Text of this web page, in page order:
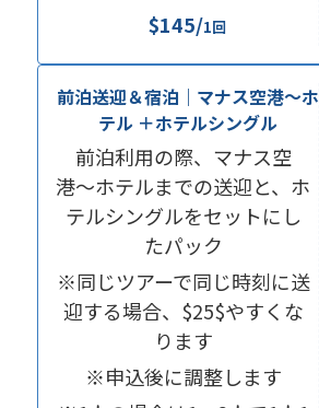
$145/1回
前泊送迎＆宿泊｜マナス空港〜ホ
テル ＋ホテルシングル
前泊利用の際、マナス空
港〜ホテルまでの送迎と、ホ
テルシングルをセットにし
たパック
※同じツアーで同じ時刻に送
迎する場合、$25$やすくな
ります
※申込後に調整します